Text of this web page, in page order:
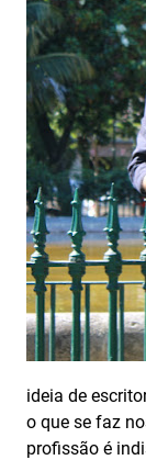
ideia de
o que se faz
profissão é